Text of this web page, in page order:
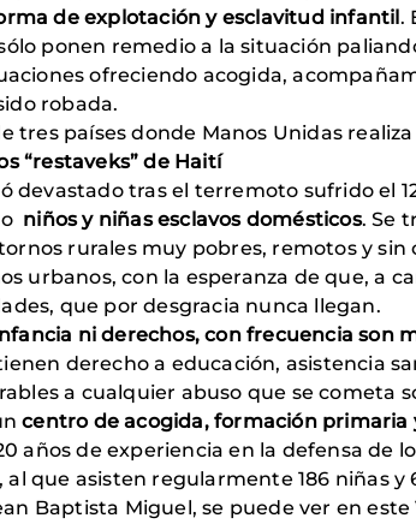
de explotación y esclavitud infantil.
ponen remedio a la situación
ofreciendo acogida,
robada.
países donde Manos Unidas realiza
“restaveks” de Haití
devastado tras el terremoto sufrido el
niños y niñas esclavos domésticos. Se
rurales muy pobres, remotos y
urbanos, con la esperanza de que, a
que por desgracia nunca llegan.
ni derechos, con frecuencia son
derecho a educación, asistencia
a cualquier abuso que se cometa
centro de acogida, formación primaria
años de experiencia en la defensa de
que asisten regularmente 186 niñas
Baptista Miguel, se puede ver en este